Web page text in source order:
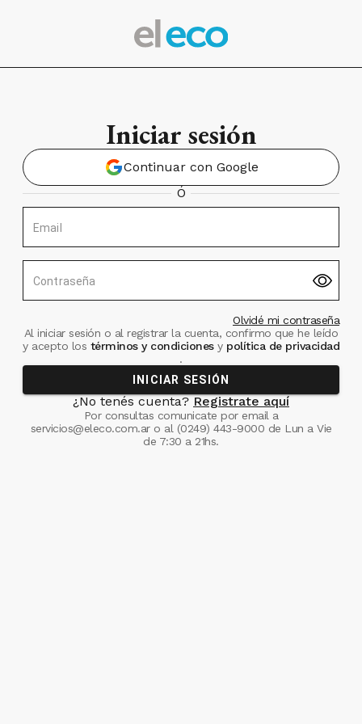
Iniciar sesión
Continuar con Google
Ó
Email
Contraseña
Olvidé mi contraseña
Al iniciar sesión o al registrar la cuenta, confirmo que he leído
y acepto los términos y condiciones ypolítica de privacidad
.
INICIAR SESIÓN
¿No tenés cuenta? Registrate aquí
Por consultas comunicate por email a
servicios@eleco.com.aro al (0249) 443-9000 de Lun a Vie
de 7:30 a 21hs.